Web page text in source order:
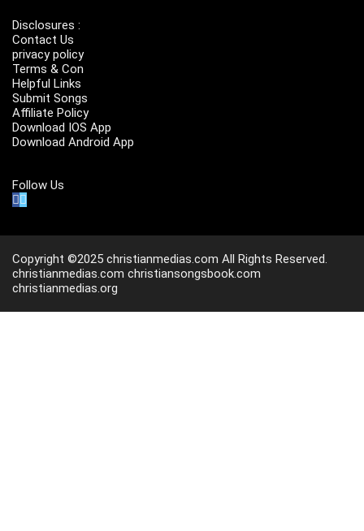
Disclosures :
Contact Us
privacy policy
Terms & Con
Helpful Links
Submit Songs
Affiliate Policy
Download IOS App
Download Android App
Follow Us
Copyright ©2025 christianmedias.com All Rights Reserved.
christianmedias.com christiansongsbook.com
christianmedias.org